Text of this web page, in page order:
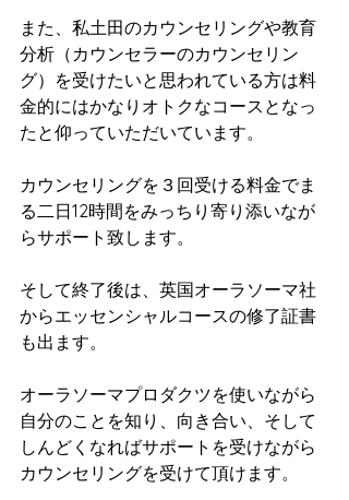
また、私土田のカウンセリングや教育
分析（カウンセラーのカウンセリン
グ）を受けたいと思われている方は料
金的にはかなりオトクなコースとなっ
たと仰っていただいています。
カウンセリングを３回受ける料金でま
る二日12時間をみっちり寄り添いなが
らサポート致します。
そして終了後は、英国オーラソーマ社
からエッセンシャルコースの修了証書
も出ます。
オーラソーマプロダクツを使いながら
自分のことを知り、向き合い、そして
しんどくなればサポートを受けながら
カウンセリングを受けて頂けます。